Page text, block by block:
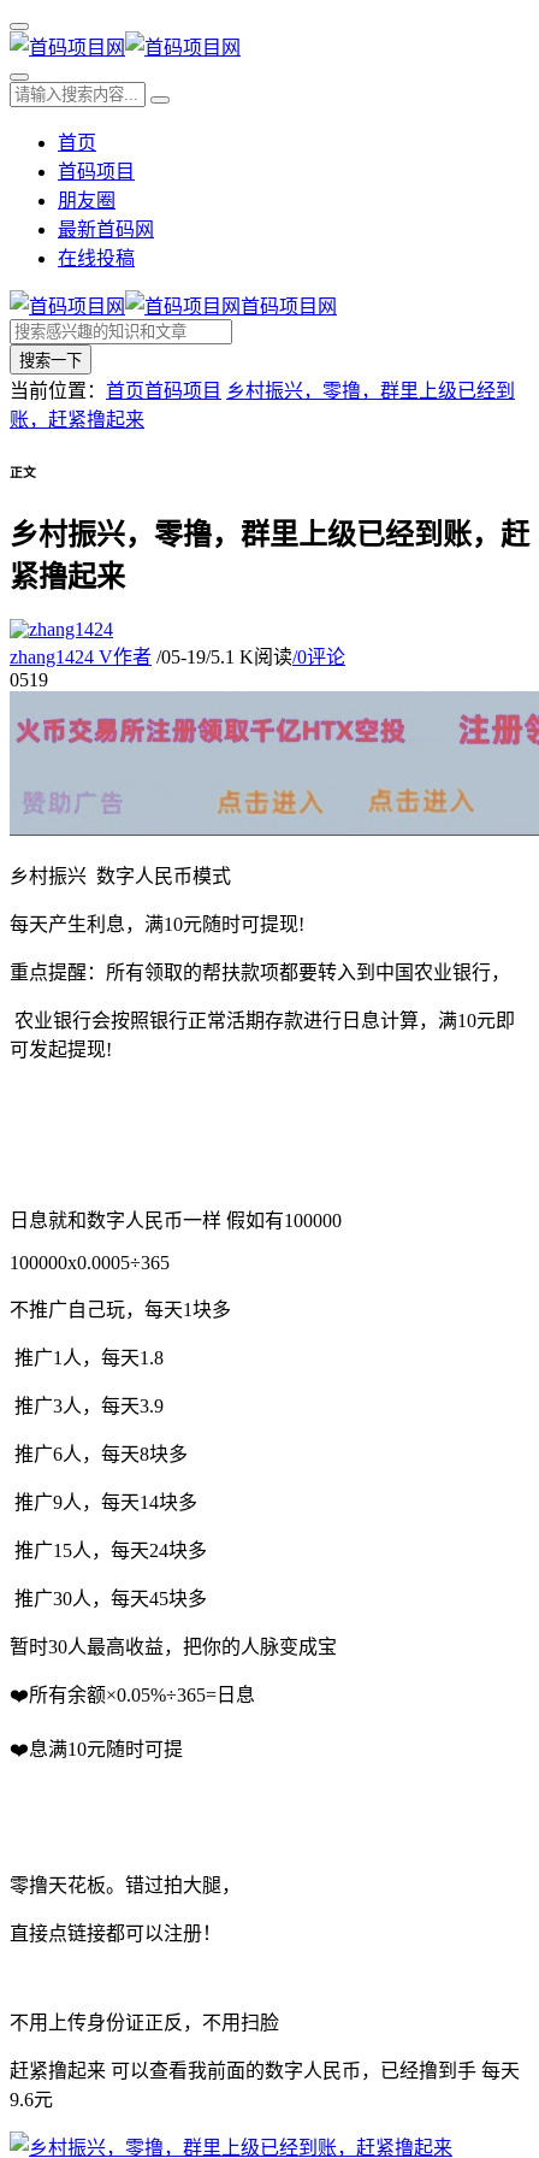
首页
首码项目
朋友圈
最新首码网
在线投稿
首码项目网
搜索一下
当前位置： 首页首码项目 乡村振兴，零撸，群里上级已经到
账，赶紧撸起来
正文
乡村振兴，零撸，群里上级已经到账，赶
紧撸起来
zhang1424 V作者 /05-19/5.1 K阅读/0评论
0519
乡村振兴 数字人民币模式
每天产生利息，满10元随时可提现!
重点提醒：所有领取的帮扶款项都要转入到中国农业银行，
农业银行会按照银行正常活期存款进行日息计算，满10元即
可发起提现!
日息就和数字人民币一样 假如有100000
100000x0.0005÷365
不推广自己玩，每天1块多
推广1人，每天1.8
推广3人，每天3.9
推广6人，每天8块多
推广9人，每天14块多
推广15人，每天24块多
推广30人，每天45块多
暂时30人最高收益，把你的人脉变成宝
❤️所有余额×0.05%÷365=日息
❤️息满10元随时可提
零撸天花板。错过拍大腿，
直接点链接都可以注册！
不用上传身份证正反，不用扫脸
赶紧撸起来 可以查看我前面的数字人民币，已经撸到手 每天
9.6元